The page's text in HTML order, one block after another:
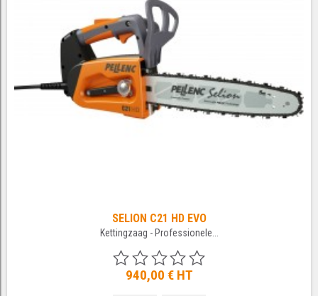
SELION C21 HD EVO
Kettingzaag - Professionele...
940,00 € HT